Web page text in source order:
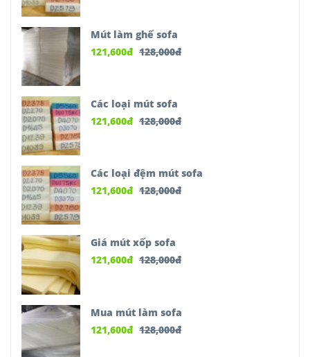
Mút làm ghế sofa
121,600đ 128,000đ
Các loại mút sofa
121,600đ 128,000đ
Các loại đệm mút sofa
121,600đ 128,000đ
Giá mút xốp sofa
121,600đ 128,000đ
Mua mút làm sofa
121,600đ 128,000đ